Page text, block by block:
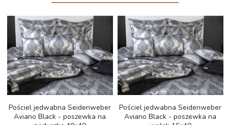
Pościel jedwabna Seidenweber
Aviano Black - poszewka na
Pościel jedwabna Seidenweber
Aviano Black - poszewka na